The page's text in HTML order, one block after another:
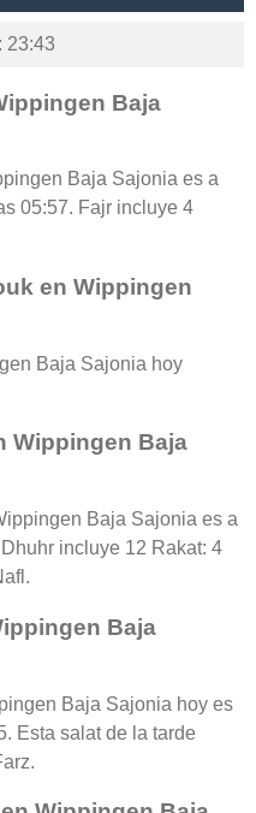
23:43
Baja
Baja Sajonia es a
05:57. Fajr incluye 4
en Wippingen
Baja Sajonia hoy
Wippingen Baja
Baja Sajonia es a
incluye 12 Rakat: 4
Baja
Baja Sajonia hoy es
Esta salat de la tarde